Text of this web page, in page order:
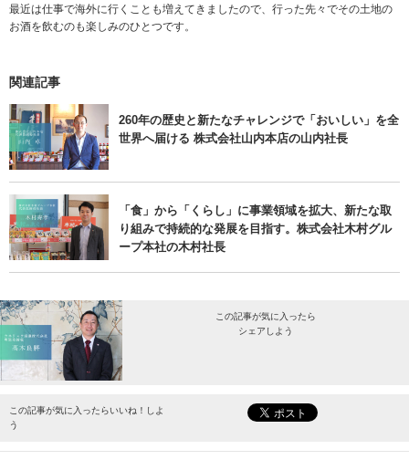
最近は仕事で海外に行くことも増えてきましたので、行った先々でその土地の
お酒を飲むのも楽しみのひとつです。
関連記事
260年の歴史と新たなチャレンジで「おいしい」を全
世界へ届ける 株式会社山内本店の山内社長
「食」から「くらし」に事業領域を拡大、新たな取
り組みで持続的な発展を目指す。株式会社木村グル
ープ本社の木村社長
この記事が気に入ったら
シェアしよう
最新情報をお届けします。
この記事が気に入ったらいいね！しよ
う